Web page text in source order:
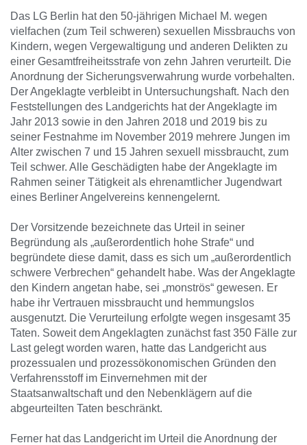
Das LG Berlin hat den 50-jährigen Michael M. wegen
vielfachen (zum Teil schweren) sexuellen Missbrauchs von
Kindern, wegen Vergewaltigung und anderen Delikten zu
einer Gesamtfreiheitsstrafe von zehn Jahren verurteilt. Die
Anordnung der Sicherungsverwahrung wurde vorbehalten.
Der Angeklagte verbleibt in Untersuchungshaft. Nach den
Feststellungen des Landgerichts hat der Angeklagte im
Jahr 2013 sowie in den Jahren 2018 und 2019 bis zu
seiner Festnahme im November 2019 mehrere Jungen im
Alter zwischen 7 und 15 Jahren sexuell missbraucht, zum
Teil schwer. Alle Geschädigten habe der Angeklagte im
Rahmen seiner Tätigkeit als ehrenamtlicher Jugendwart
eines Berliner Angelvereins kennengelernt.
Der Vorsitzende bezeichnete das Urteil in seiner
Begründung als „außerordentlich hohe Strafe“ und
begründete diese damit, dass es sich um „außerordentlich
schwere Verbrechen“ gehandelt habe. Was der Angeklagte
den Kindern angetan habe, sei „monströs“ gewesen. Er
habe ihr Vertrauen missbraucht und hemmungslos
ausgenutzt. Die Verurteilung erfolgte wegen insgesamt 35
Taten. Soweit dem Angeklagten zunächst fast 350 Fälle zur
Last gelegt worden waren, hatte das Landgericht aus
prozessualen und prozessökonomischen Gründen den
Verfahrensstoff im Einvernehmen mit der
Staatsanwaltschaft und den Nebenklägern auf die
abgeurteilten Taten beschränkt.
Ferner hat das Landgericht im Urteil die Anordnung der